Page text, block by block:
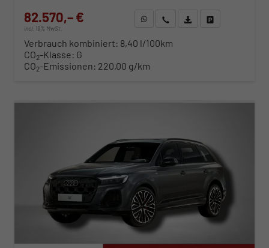
82.570,– €
incl. 19% MwSt.
WhatsApp anfragen
Wir rufen Sie anFahrzeugexposé (PDF)
Verbrauch kombiniert: 8,40 l/100km
CO2-Klasse: G
CO2-Emissionen: 220,00 g/km